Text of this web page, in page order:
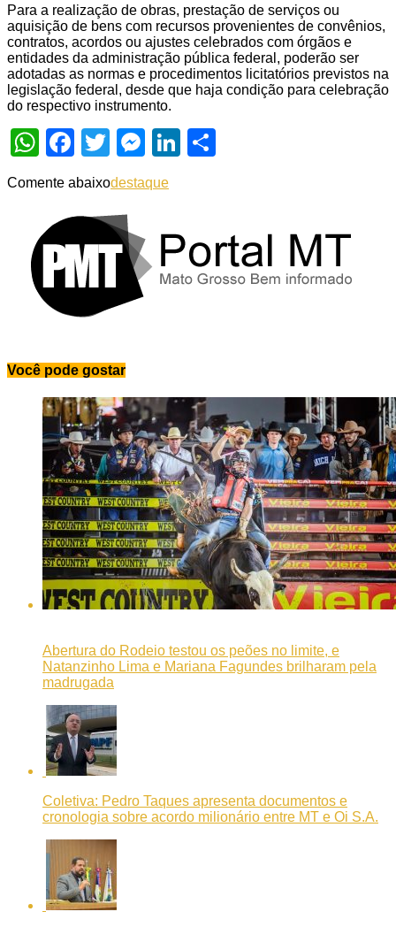
Para a realização de obras, prestação de serviços ou
aquisição de bens com recursos provenientes de convênios,
contratos, acordos ou ajustes celebrados com órgãos e
entidades da administração pública federal, poderão ser
adotadas as normas e procedimentos licitatórios previstos na
legislação federal, desde que haja condição para celebração
do respectivo instrumento.
WhatsApp
Facebook
TwitterMessenger
LinkedIn
Comente abaixodestaque
Você pode gostar
Abertura do Rodeio testou os peões no limite, e
Natanzinho Lima e Mariana Fagundes brilharam pela
madrugada
Coletiva: Pedro Taques apresenta documentos e
cronologia sobre acordo milionário entre MT e Oi S.A.